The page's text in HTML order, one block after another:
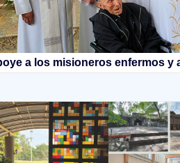
a los misioneros enfermos y